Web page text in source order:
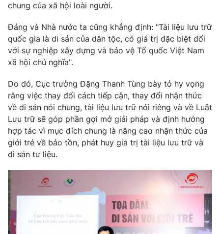
VTV4 Vươn mình bằng AI
Liên hệ tòa soạn English
THỜI BÁO VTV
Theo dõi báo trên
Cơ quan chủ quản:
Đài Truyền hình Việt Nam
chung của xã hội loài người.
Đảng và Nhà nước ta cũng khẳng định: "Tài liệu lưu trữ
quốc gia là di sản của dân tộc, có giá trị đặc biệt đối
với sự nghiệp xây dựng và bảo vệ Tổ quốc Việt Nam
xã hội chủ nghĩa".
Do đó, Cục trưởng Đặng Thanh Tùng bày tỏ hy vọng
rằng việc thay đổi cách tiếp cận, thay đổi nhận thức
về di sản nói chung, tài liệu lưu trữ nói riêng và về Luật
Lưu trữ sẽ góp phần gợi mở giải pháp và định hướng
hợp tác vì mục đích chung là nâng cao nhận thức của
giới trẻ về bảo tồn, phát huy giá trị tài liệu lưu trữ và
di sản tư liệu.